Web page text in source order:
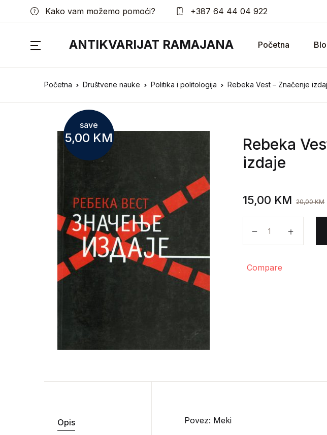
Kako vam možemo pomoći? +387 64 44 04 922
ANTIKVARIJAT RAMAJANA Početna
Početna Društvene nauke Politika i politologija Rebeka Vest – Značenje
save
5,00 KM Rebeka
izdaje
15,00 KM 20,00KM
Compare
Opis
Povez: Meki